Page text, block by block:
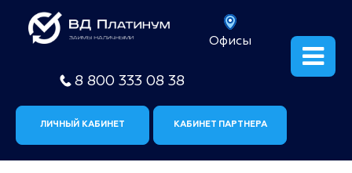
Офисы
8 800 333 08 38
ЛИЧНЫЙ КАБИНЕТ КАБИНЕТ ПАРТНЕРА